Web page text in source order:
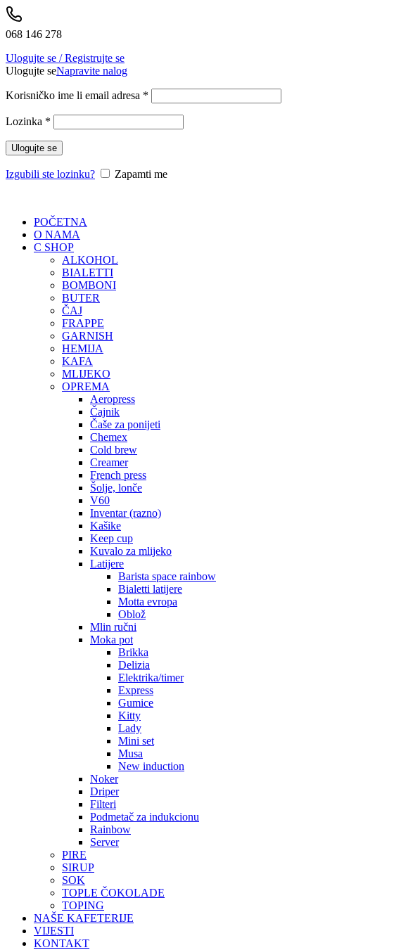
068 146 278
Ulogujte se / Registrujte se
Ulogujte seNapravite nalog
Korisničko ime li email adresa *
Lozinka *
Ulogujte se
Izgubili ste lozinku? Zapamti me
POČETNA
O NAMA
C SHOP
ALKOHOL
BIALETTI
BOMBONI
BUTER
ČAJ
FRAPPE
GARNISH
HEMIJA
KAFA
MLIJEKO
OPREMA
Aeropress
Čajnik
Čaše za ponijeti
Chemex
Cold brew
Creamer
French press
Šolje, lonče
V60
Inventar (razno)
Kašike
Keep cup
Kuvalo za mlijeko
Latijere
Barista space rainbow
Bialetti latijere
Motta evropa
Oblož
Mlin ručni
Moka pot
Brikka
Delizia
Elektrika/timer
Express
Gumice
Kitty
Lady
Mini set
Musa
New induction
Noker
Driper
Filteri
Podmetač za indukcionu
Rainbow
Server
PIRE
SIRUP
SOK
TOPLE ČOKOLADE
TOPING
NAŠE KAFETERIJE
VIJESTI
KONTAKT